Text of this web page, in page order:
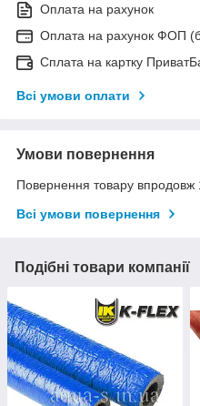
Оплата на рахунок
Оплата на рахунок ФОП
Сплата на картку
Всі умови оплати
Умови повернення
Повернення товару впродовж
Всі умови повернення
Подібні товари компанії